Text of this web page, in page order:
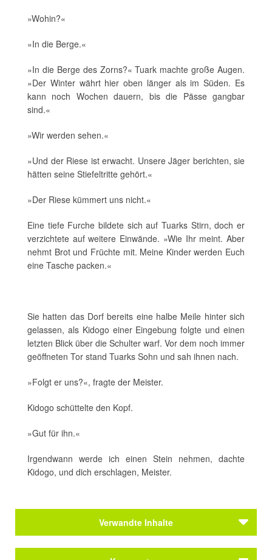
»Wohin?«
»In die Berge.«
»In die Berge des Zorns?« Tuark machte große Augen.
»Der Winter währt hier oben länger als im Süden. Es
kann noch Wochen dauern, bis die Pässe gangbar
sind.«
»Wir werden sehen.«
»Und der Riese ist erwacht. Unsere Jäger berichten, sie
hätten seine Stiefeltritte gehört.«
»Der Riese kümmert uns nicht.«
Eine tiefe Furche bildete sich auf Tuarks Stirn, doch er
verzichtete auf weitere Einwände. »Wie Ihr meint. Aber
nehmt Brot und Früchte mit. Meine Kinder werden Euch
eine Tasche packen.«
Sie hatten das Dorf bereits eine halbe Meile hinter sich
gelassen, als Kidogo einer Eingebung folgte und einen
letzten Blick über die Schulter warf. Vor dem noch immer
geöffneten Tor stand Tuarks Sohn und sah ihnen nach.
»Folgt er uns?«, fragte der Meister.
Kidogo schüttelte den Kopf.
»Gut für ihn.«
Irgendwann werde ich einen Stein nehmen, dachte
Kidogo, und dich erschlagen, Meister.
Verwandte Inhalte